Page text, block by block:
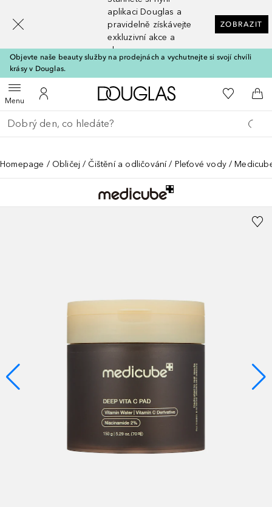
aplikaci Douglas a
pravidelně získávejte
exkluzivní akce a
slevy
ZOBRAZIT
Objevte naše beauty služby na prodejnách a vychutnejte si svojí chvíli
krásy v Douglas.
MenuOtevřít menuK mému účtu
Domů K mému
Do
Vraťte se
Proveďte vyhledávání
Homepage Obličej Čištění a odličování Pleťové vody
[navigation.slideout.screenreader]